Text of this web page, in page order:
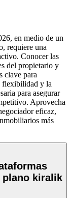
en medio de un
requiere una
Conocer las
del propietario y
clave para
flexibilidad y la
para asegurar
Aprovecha
eficaz,
más
plano kiralik